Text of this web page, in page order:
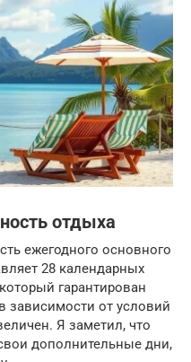
отдыха
ежегодного основного
28 календарных
гарантирован
зависимости от условий
Я заметил, что
дополнительные дни,